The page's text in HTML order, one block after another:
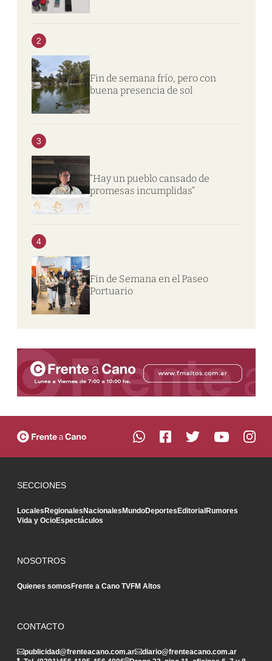
2
Fin de semana frío, pero con
buena presencia de sol
3
“Hay un pueblo cansado de
promesas incumplidas”
4
Fin de Semana en el Paseo
Portuario
SECCIONES
Locales Regionales Nacionales MundoDeportes Editorial Rumores
Vida y OcioEspectáculos
NOSOTROS
Quienes somos Frente a Cano TVFM Altos
CONTACTO
publicidad@frenteacano.com.ar
diario@frenteacano.com.ar